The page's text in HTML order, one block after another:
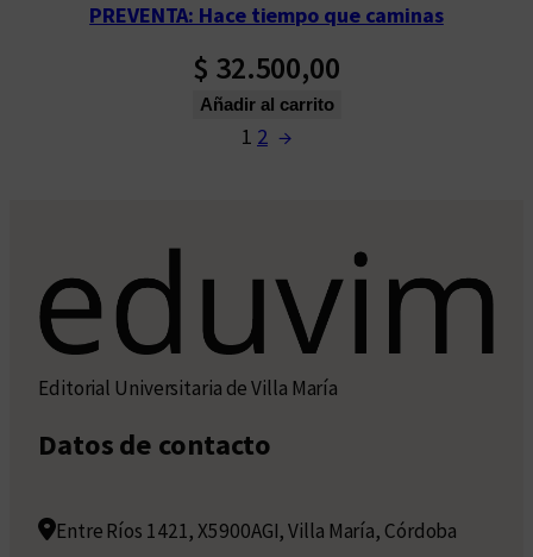
PREVENTA: Hace tiempo que caminas
$ 32.500,00
Añadir al carrito
1 2 →
Editorial Universitaria de Villa María
Datos de contacto
Entre Ríos 1421, X5900AGI, Villa María, Córdoba